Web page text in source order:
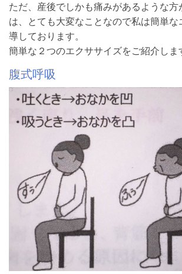
ただ、産後でしかも痛みがあるような
は、とても大変なことなので私は簡単
導しております。
簡単な２つのエクササイズをご紹介しま
腹式呼吸